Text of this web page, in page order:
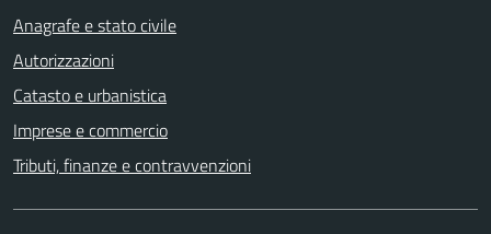
Anagrafe e stato civile
Autorizzazioni
Catasto e urbanistica
Imprese e commercio
Tributi, finanze e contravvenzioni